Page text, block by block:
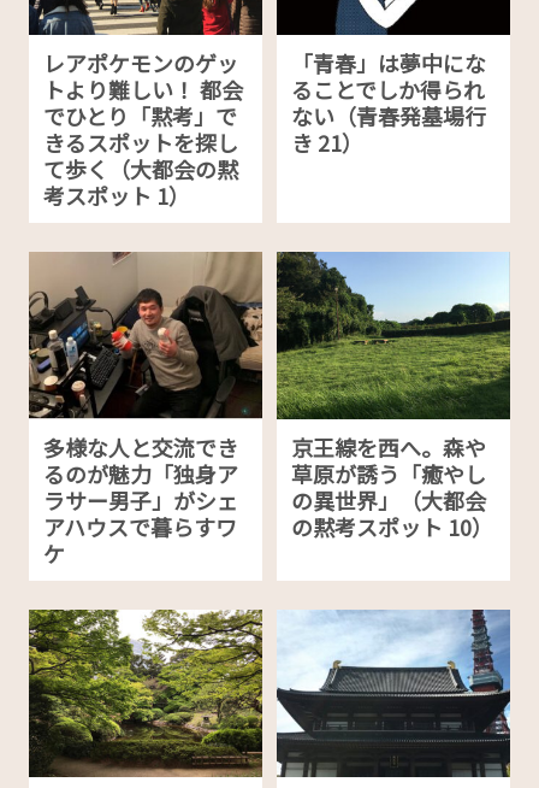
レアポケモンのゲッ
トより難しい！ 都会
でひとり「黙考」で
きるスポットを探し
て歩く（大都会の黙
考スポット 1）
「青春」は夢中にな
ることでしか得られ
ない（青春発墓場行
き 21）
多様な人と交流でき
るのが魅力「独身ア
ラサー男子」がシェ
アハウスで暮らすワ
ケ
京王線を西へ。森や
草原が誘う「癒やし
の異世界」（大都会
の黙考スポット 10）